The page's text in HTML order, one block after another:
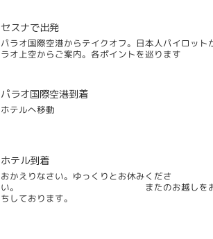
セスナで出発
パラオ国際空港からテイクオフ。日本人パイロット
ラオ上空からご案内。各ポイントを巡ります
パラオ国際空港到着
ホテルへ移動
ホテル到着
おかえりなさい。ゆっくりとお休みくださ
い。 またのお越しをお
ちしております。